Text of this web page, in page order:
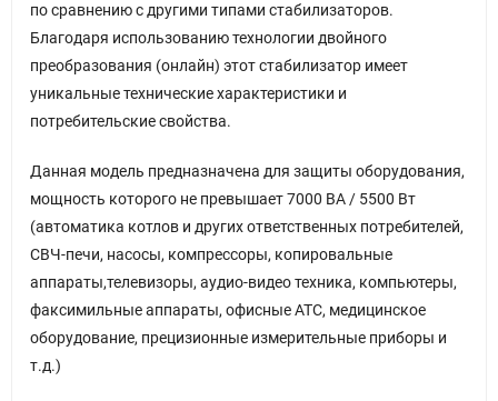
по сравнению с другими типами стабилизаторов.
Благодаря использованию технологии двойного
преобразования (онлайн) этот стабилизатор имеет
уникальные технические характеристики и
потребительские свойства.
Данная модель предназначена для защиты оборудования,
мощность которого не превышает 7000 ВA / 5500 Вт
(автоматика котлов и других ответственных потребителей,
СВЧ-печи, насосы, компрессоры, копировальные
аппараты,телевизоры, аудио-видео техника, компьютеры,
факсимильные аппараты, офисные АТС, медицинское
оборудование, прецизионные измерительные приборы и
т.д.)